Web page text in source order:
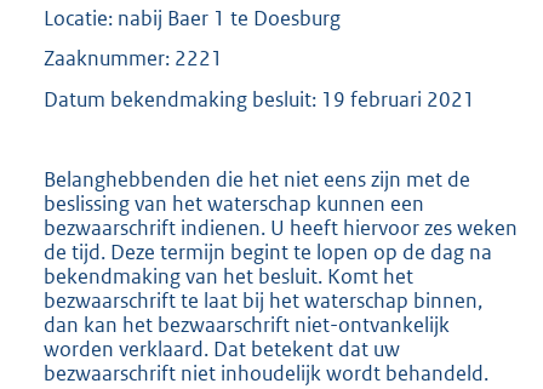
Locatie: nabij Baer 1 te Doesburg
Zaaknummer: 2221
Datum bekendmaking besluit: 19 februari 2021
Belanghebbenden die het niet eens zijn met de
beslissing van het waterschap kunnen een
bezwaarschrift indienen. U heeft hiervoor zes weken
de tijd. Deze termijn begint te lopen op de dag na
bekendmaking van het besluit. Komt het
bezwaarschrift te laat bij het waterschap binnen,
dan kan het bezwaarschrift niet-ontvankelijk
worden verklaard. Dat betekent dat uw
bezwaarschrift niet inhoudelijk wordt behandeld.